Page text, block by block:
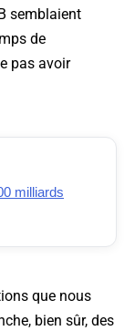
semblaient
de
pas avoir
milliards
que nous
bien sûr, des